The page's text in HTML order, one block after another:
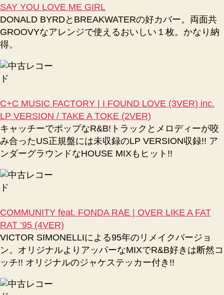
SAY YOU LOVE ME GIRL
DONALD BYRDとBREAKWATERの好カバー。両面共
GROOVYなアレンジで使えるおいしい１枚。かなり納
得。
C+C MUSIC FACTORY | I FOUND LOVE (3VER) inc.
LP VERSION / TAKE A TOKE (2VER)
キャッチーでポップなR&B!トラックとメロディーが咬
み合ったUS正規盤には未収録のLP VERSION収録!! ア
ンダーグラウンドなHOUSE MIXもヒット!!
COMMUNITY feat. FONDA RAE | OVER LIKE A FAT
RAT ’95 (4VER)
VICTOR SIMONELLIによる95年のリメイクバージョ
ン。オリジナルよりアッパーなMIXでR&B好きは断然コ
ッチ!! オリジナルのジャケステッカー付き!!